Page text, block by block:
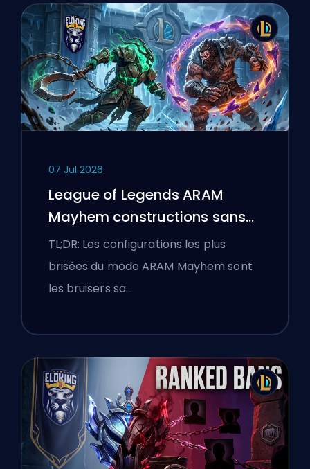
07 Jul 2026
League of Legends ARAM
Mayhem constructions sans
bottes
TL;DR: Les configurations les plus
brisées du mode ARAM Mayhem sont
les bruisers sa…